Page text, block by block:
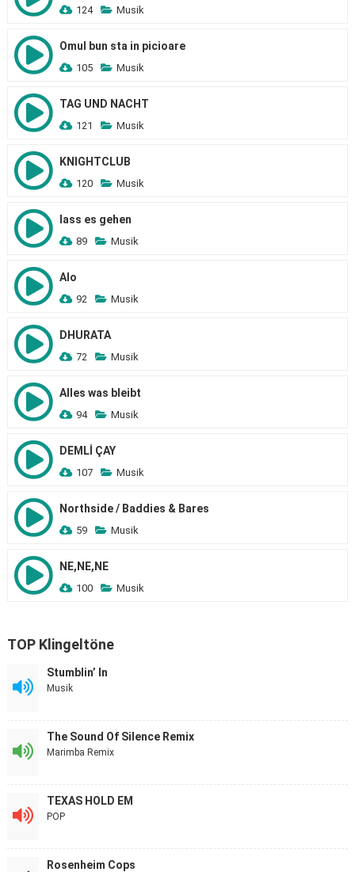
124 Musik
Omul bun sta in picioare
105 Musik
TAG UND NACHT
121 Musik
KNIGHTCLUB
120 Musik
lass es gehen
89 Musik
Alo
92 Musik
DHURATA
72 Musik
Alles was bleibt
94 Musik
DEMLİ ÇAY
107 Musik
Northside / Baddies & Bares
59 Musik
NE,NE,NE
100 Musik
TOP Klingeltöne
Stumblin’ In
Musik
The Sound Of Silence Remix
Marimba Remix
TEXAS HOLD EM
POP
Rosenheim Cops